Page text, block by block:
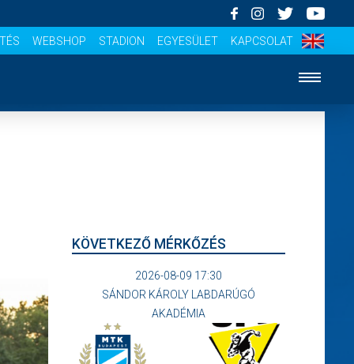
WEBSHOP STADION EGYESÜLET KAPCSOLAT
KÖVETKEZŐ MÉRKŐZÉS
2026-08-09 17:30
SÁNDOR KÁROLY LABDARÚGÓ
AKADÉMIA